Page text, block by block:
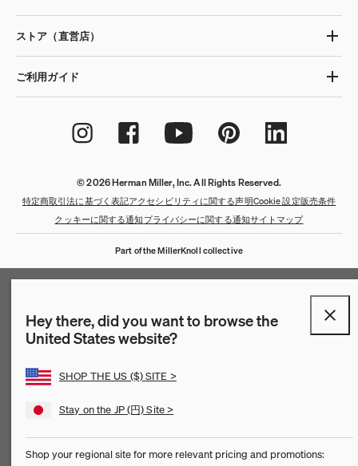
チェア
ホームオフィス
【限定】FAILE AND DELUXX FLUXX
特集
ストア（直営店）
ご利用ガイド
© 2026 Herman Miller, Inc. All Rights Reserved.
特定商取引法に基づく表記アクセシビリティに関する声明
販売条件
クッキーに関する通知 プライバシーに関する通知サイトマップ
Cookie 設定
Part of the MillerKnoll collective
Hey there, did you want to browse the
United States website?
SHOP THE US ($) SITE >
Stay on the JP (円) Site >
Shop your regional site for more relevant pricing and promotions: